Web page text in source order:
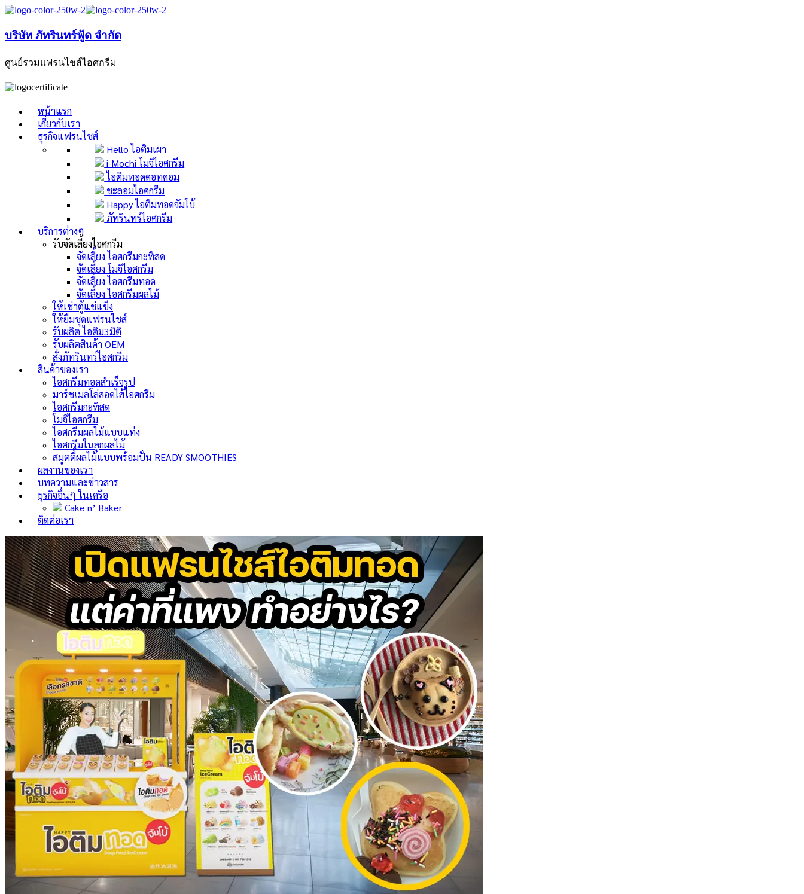
บริษัท ภัทรินทร์ฟู้ด จำกัด
ศูนย์รวมแฟรนไชส์ไอศกรีม
หน้าแรก
เกี่ยวกับเรา
ธุรกิจแฟรนไชส์
Hello ไอติมเผา
i-Mochi โมจิไอศกรีม
ไอติมทอดดอทคอม
ชะลอมไอศกรีม
Happy ไอติมทอดจัมโบ้
ภัทรินทร์ไอศกรีม
บริการต่างๆ
รับจัดเลี้ยงไอศกรีม
จัดเลี้ยง ไอศกรีมกะทิสด
จัดเลี้ยง โมจิไอศกรีม
จัดเลี้ยง ไอศกรีมทอด
จัดเลี้ยง ไอศกรีมผลไม้
ให้เช่าตู้แช่แข็ง
ให้ยืมชุดแฟรนไชส์
รับผลิต ไอติม3มิติ
รับผลิตสินค้า OEM
สั่งภัทรินทร์ไอศกรีม
สินค้าของเรา
ไอศกรีมทอดสำเร็จรูป
มาร์ชเมลโล่สอดไส้ไอศกรีม
ไอศกรีมกะทิสด
โมจิไอศกรีม
ไอศกรีมผลไม้แบบแท่ง
ไอศกรีมในลูกผลไม้
สมูตตี้ผลไม้แบบพร้อมปั่น READY SMOOTHIES
ผลงานของเรา
บทความและข่าวสาร
ธุรกิจอื่นๆ ในเครือ
Cake n’ Baker
ติดต่อเรา